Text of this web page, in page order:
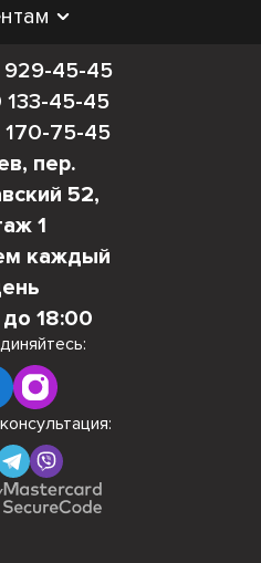
929-45-45
133-45-45
170-75-45
пер.
52,
1
каждый
18:00